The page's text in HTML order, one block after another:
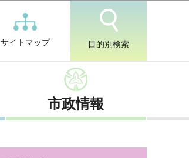
サイトマップ 目的別検索
市政情報